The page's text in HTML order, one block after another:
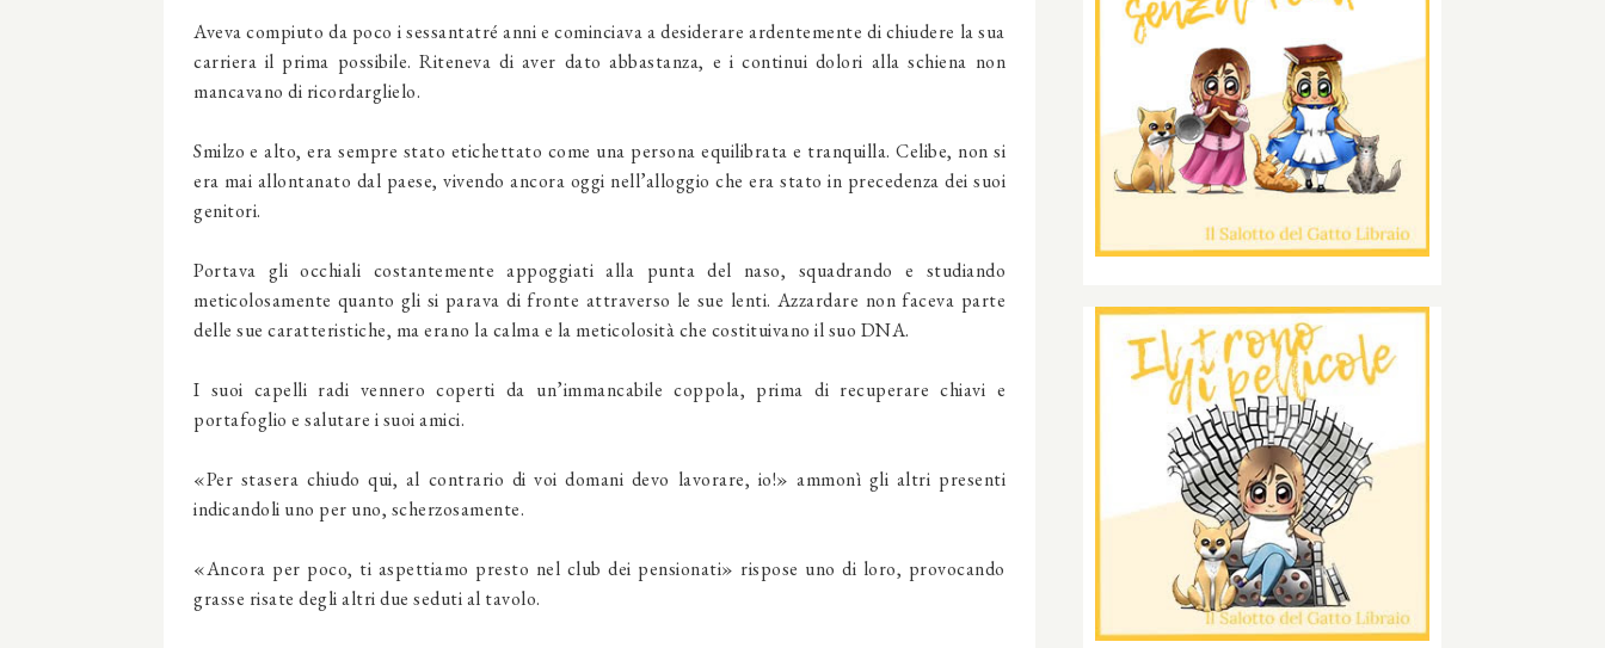
Aveva compiuto da poco i sessantatré anni e cominciava a desiderare ardentemente di chiudere la sua
carriera il prima possibile. Riteneva di aver dato abbastanza, e i continui dolori alla schiena non
mancavano di ricordarglielo.
Smilzo e alto, era sempre stato etichettato come una persona equili­brata e tranquilla. Celibe, non si
era mai allontanato dal paese, vivendo ancora oggi nell’alloggio che era stato in precedenza dei suoi
genitori.
Portava gli occhiali costantemente appoggiati alla punta del naso, squadrando e studiando
meticolosamente quanto gli si parava di fron­te attraverso le sue lenti. Azzardare non faceva parte
delle sue carat­teristiche, ma erano la calma e la meticolosità che costituivano il suo DNA.
I suoi capelli radi vennero coperti da un’immancabile coppola, prima di recuperare chiavi e
portafoglio e salutare i suoi amici.
«Per stasera chiudo qui, al contrario di voi domani devo lavorare, io!» ammonì gli altri presenti
indicandoli uno per uno, scherzosamente.
«Ancora per poco, ti aspettiamo presto nel club dei pensionati» ri­spose uno di loro, provocando
grasse risate degli altri due seduti al tavolo.